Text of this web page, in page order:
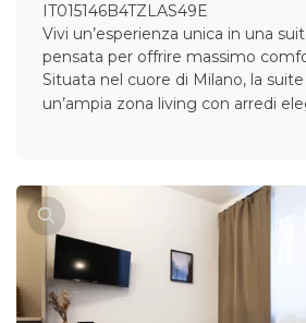
IT015146B4TZLAS49E
Vivi un’esperienza unica in una
pensata per offrire massimo
Situata nel cuore di Milano, la
un’ampia zona living con arredi